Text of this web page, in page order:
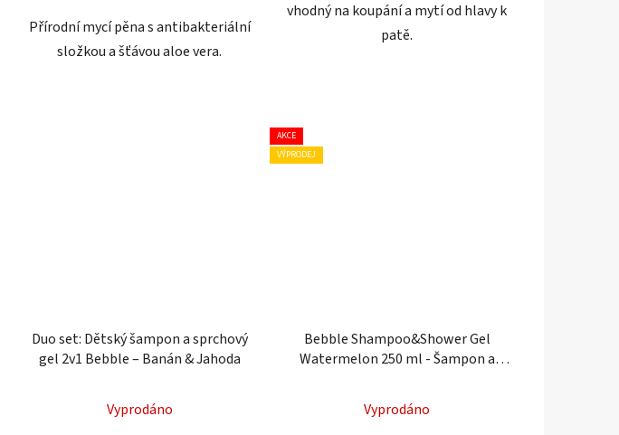
Přírodní mycí pěna s antibakteriální
složkou a šťávou aloe vera.
vhodný na koupání a mytí od hlavy k
patě.
Duo set: Dětský šampon a sprchový
gel 2v1 Bebble – Banán & Jahoda
hodnocení
Vyprodáno
AKCE
VÝPRODEJ
Bebble Shampoo&Shower Gel
Watermelon 250 ml - Šampon a
Vyprodáno